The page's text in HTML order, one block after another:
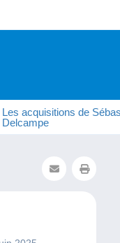
Les acquisitions de
Delcampe